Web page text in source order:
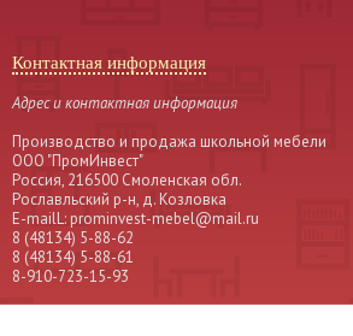
Контактная информация
Адрес и контактная информация
Производство и продажа школьной мебели
OOO "ПромИнвест"
Россия, 216500 Смоленская обл.
Рославльский р-н, д. Козловка
Е-mailL: prominvest-mebel@mail.ru
8 (48134) 5-88-62
8 (48134) 5-88-61
8-910-723-15-93